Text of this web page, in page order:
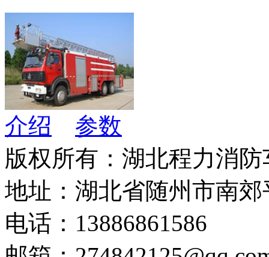
介绍
参数
版权所有：湖北程力消
地址：湖北省随州市南
电话：13886861586